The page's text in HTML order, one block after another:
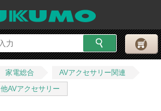
家電総合
AVアクセサリー関連
他AVアクセサリー